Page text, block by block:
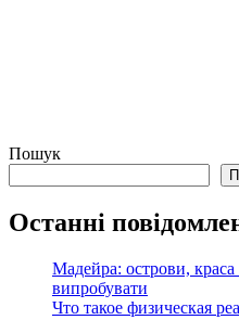
Пошук
Останні
Мадейра: острови, краса
випробувати
Что такое физическая